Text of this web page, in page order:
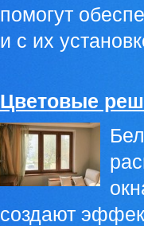
помогут
и с их
Цветовые
создают